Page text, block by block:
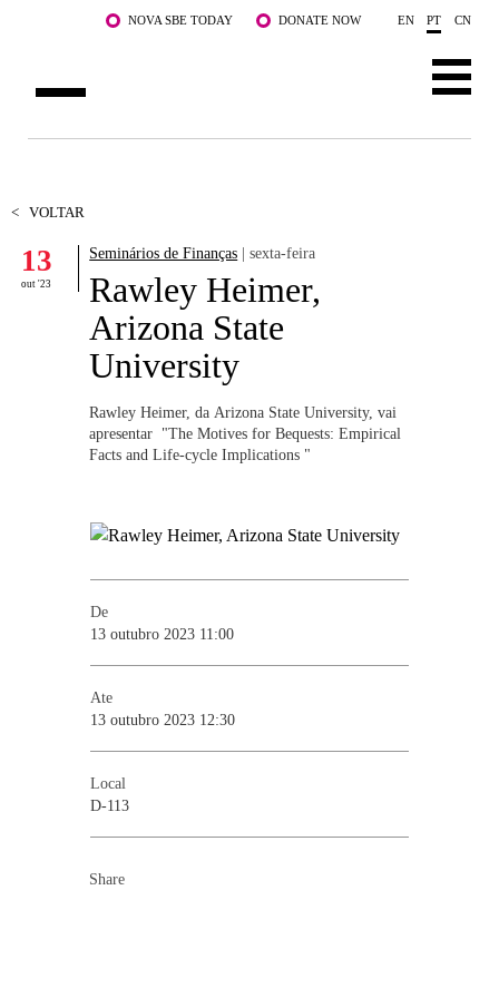
Saltar para o conteúdo principalNOVA SBE TODAY DONATE NOW EN PT CN
DOCENTES E INVESTIGAÇÃO
COMUNIDADE
LIFE AT NOVA SBE
WHAT'S HAPPENING
< VOLTAR
13
out '23
Seminários de Finanças | sexta-feira
Rawley Heimer,
Arizona State
University
Rawley Heimer, da Arizona State University, vai
apresentar "The Motives for Bequests: Empirical
Facts and Life-cycle Implications ​"
De
13 outubro 2023 11:00
Ate
13 outubro 2023 12:30
Local
D-113
Share